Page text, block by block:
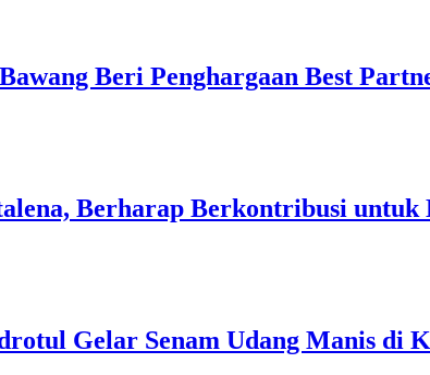
Beri Penghargaan Best
Berharap Berkontribusi untuk
Gelar Senam Udang Manis di